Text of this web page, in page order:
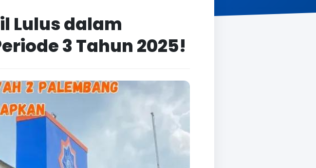
Lulus dalam
3 Tahun 2025!